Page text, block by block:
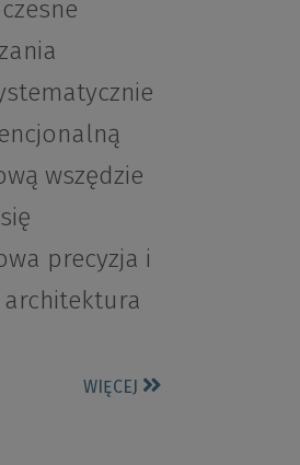
wszędzie
precyzja i
WIĘCEJ